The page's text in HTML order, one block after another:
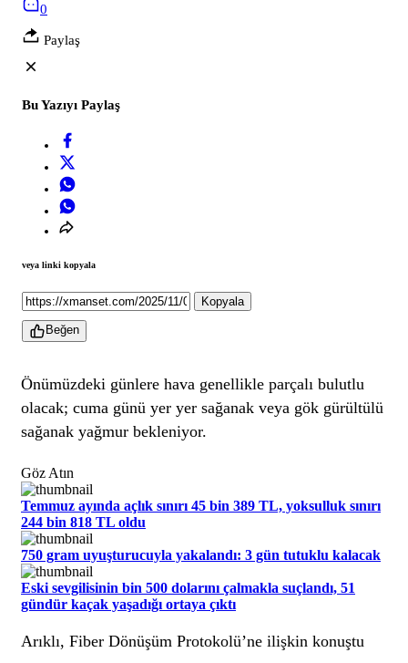
0
Paylaş
Bu Yazıyı Paylaş
veya linki kopyala
Kopyala
Beğen
Önümüzdeki günlere hava genellikle parçalı bulutlu
olacak; cuma günü yer yer sağanak veya gök gürültülü
sağanak yağmur bekleniyor.
Göz Atın
Temmuz ayında açlık sınırı 45 bin 389 TL, yoksulluk sınırı
244 bin 818 TL oldu
750 gram uyuşturucuyla yakalandı: 3 gün tutuklu kalacak
Eski sevgilisinin bin 500 dolarını çalmakla suçlandı, 51
gündür kaçak yaşadığı ortaya çıktı
Arıklı, Fiber Dönüşüm Protokolü’ne ilişkin konuştu